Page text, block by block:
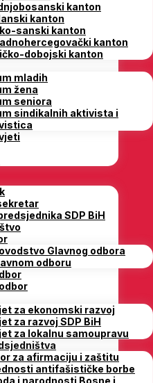
kanton
kanton
sanski kanton
kanton
dobojski kanton
mladih
žena
seniora
sindikalnih aktivista i
SDP BiH
Glavnog odbora
odboru
za ekonomski razvoj
za razvoj SDP BiH
za lokalnu samoupravu
za afirmaciju i zaštitu
antifašističke borbe
i narodnosti Bosne i